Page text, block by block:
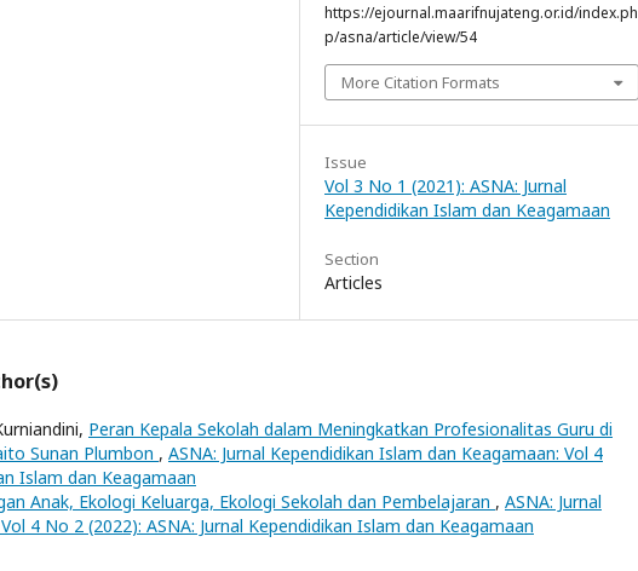
https://ejournal.maarifnujateng.or.id/index.ph
p/asna/article/view/54
More Citation Formats
Issue
Vol 3 No 1 (2021): ASNA: Jurnal
Kependidikan Islam dan Keagamaan
Section
Articles
Peran Kepala Sekolah dalam Meningkatkan Profesionalitas Guru di
Sunan Plumbon , ASNA: Jurnal Kependidikan Islam dan Keagamaan: Vol 4
Islam dan Keagamaan
Anak, Ekologi Keluarga, Ekologi Sekolah dan Pembelajaran , ASNA: Jurnal
4 No 2 (2022): ASNA: Jurnal Kependidikan Islam dan Keagamaan